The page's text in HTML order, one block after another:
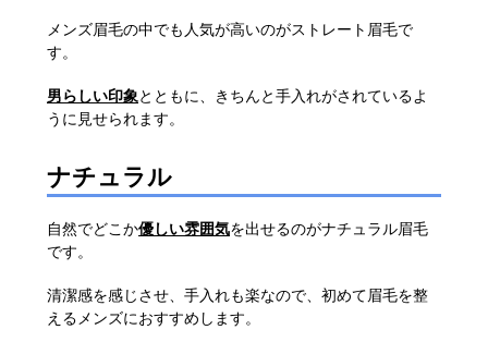
メンズ眉毛の中でも人気が高いのがストレート眉毛で
す。
男らしい印象とともに、きちんと手入れがされているよ
うに見せられます。
ナチュラル
自然でどこか優しい雰囲気を出せるのがナチュラル眉毛
です。
清潔感を感じさせ、手入れも楽なので、初めて眉毛を整
えるメンズにおすすめします。